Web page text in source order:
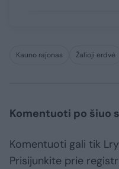
Kauno rajonas Žalioji erdvė
Komentuoti po šiuo
Komentuoti gali tik
Prisijunkite prie